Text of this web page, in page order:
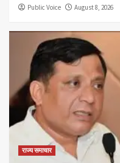
Public Voice August 8, 2026
राज्य समाचार